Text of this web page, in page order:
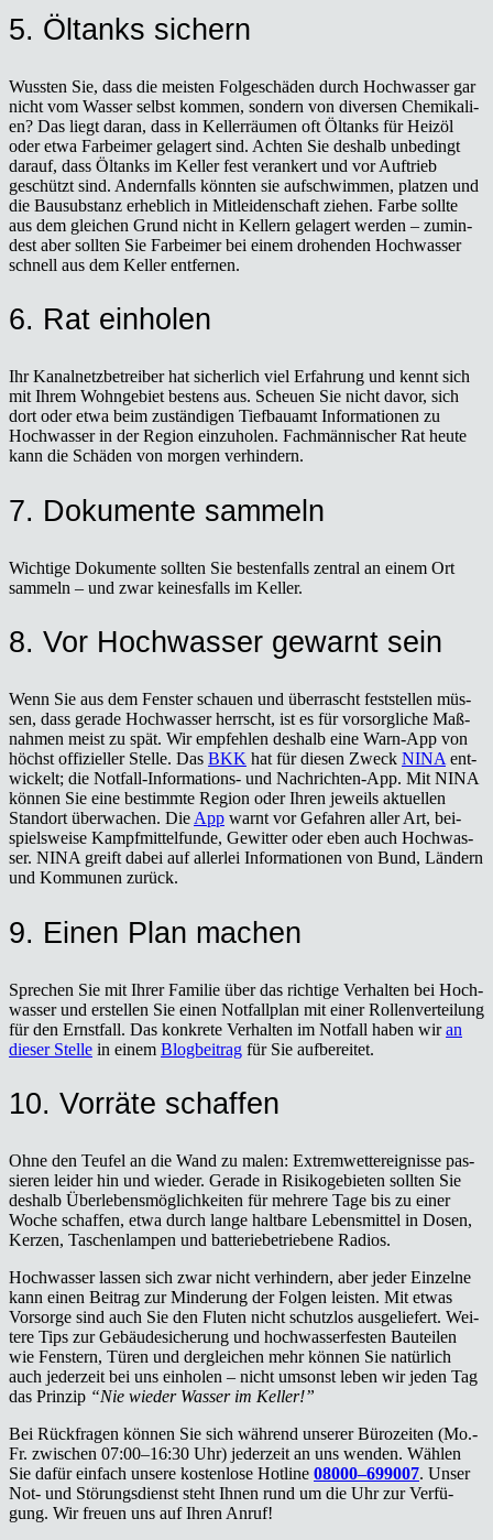
5. Öltanks sichern
Wuss­ten Sie, dass die meis­ten Fol­ge­schä­den durch Hoch­was­ser gar
nicht vom Was­ser selbst kom­men, son­dern von diver­sen Che­mi­ka­li­
en? Das liegt dar­an, dass in Kel­ler­räu­men oft Öltanks für Heiz­öl
oder etwa Farb­ei­mer gela­gert sind. Ach­ten Sie des­halb unbe­dingt
dar­auf, dass Öltanks im Kel­ler fest ver­an­kert und vor Auf­trieb
geschützt sind. Andern­falls könn­ten sie auf­schwim­men, plat­zen und
die Bau­sub­stanz erheb­lich in Mit­lei­den­schaft zie­hen. Far­be soll­te
aus dem glei­chen Grund nicht in Kel­lern gela­gert wer­den – zumin­
dest aber soll­ten Sie Farb­ei­mer bei einem dro­hen­den Hoch­was­ser
schnell aus dem Kel­ler ent­fer­nen.
6. Rat ein­ho­len
Ihr Kanal­netz­be­trei­ber hat sicher­lich viel Erfah­rung und kennt sich
mit Ihrem Wohn­ge­biet bes­tens aus. Scheu­en Sie nicht davor, sich
dort oder etwa beim zustän­di­gen Tief­bau­amt Infor­ma­tio­nen zu
Hoch­was­ser in der Regi­on ein­zu­ho­len. Fach­män­ni­scher Rat heu­te
kann die Schä­den von mor­gen ver­hin­dern.
7. Doku­men­te sam­meln
Wich­ti­ge Doku­men­te soll­ten Sie bes­ten­falls zen­tral an einem Ort
sam­meln – und zwar kei­nes­falls im Kel­ler.
8. Vor Hoch­was­ser gewarnt sein
Wenn Sie aus dem Fens­ter schau­en und über­rascht fest­stel­len müs­
sen, dass gera­de Hoch­was­ser herrscht, ist es für vor­sorg­li­che Maß­
nah­men meist zu spät. Wir emp­feh­len des­halb eine Warn-App von
höchst offi­zi­el­ler Stel­le. Das BKK hat für die­sen Zweck NINA ent­
wi­ckelt; die Not­fall-Infor­ma­ti­ons- und Nach­rich­ten-App. Mit NINA
kön­nen Sie eine bestimm­te Regi­on oder Ihren jeweils aktu­el­len
Stand­ort über­wa­chen. Die App warnt vor Gefah­ren aller Art, bei­
spiels­wei­se Kampf­mit­tel­fun­de, Gewit­ter oder eben auch Hoch­was­
ser. NINA greift dabei auf aller­lei Infor­ma­tio­nen von Bund, Län­dern
und Kom­mu­nen zurück.
9. Einen Plan machen
Spre­chen Sie mit Ihrer Fami­lie über das rich­ti­ge Ver­hal­ten bei Hoch­
was­ser und erstel­len Sie einen Not­fall­plan mit einer Rol­len­ver­tei­lung
für den Ernst­fall. Das kon­kre­te Ver­hal­ten im Not­fall haben wiran
die­ser Stel­le in einem Blog­bei­trag für Sie auf­be­rei­tet.
10. Vor­rä­te schaf­fen
Ohne den Teu­fel an die Wand zu malen: Extrem­wett­ereig­nis­se pas­
sie­ren lei­der hin und wie­der. Gera­de in Risi­ko­ge­bie­ten soll­ten Sie
des­halb Über­le­bens­mög­lich­kei­ten für meh­re­re Tage bis zu einer
Woche schaf­fen, etwa durch lan­ge halt­ba­re Lebens­mit­tel in Dosen,
Ker­zen, Taschen­lam­pen und bat­te­rie­be­trie­be­ne Radi­os.
Hoch­was­ser las­sen sich zwar nicht ver­hin­dern, aber jeder Ein­zel­ne
kann einen Bei­trag zur Min­de­rung der Fol­gen leis­ten. Mit etwas
Vor­sor­ge sind auch Sie den Flu­ten nicht schutz­los aus­ge­lie­fert. Wei­
te­re Tips zur Gebäu­de­si­che­rung und hoch­was­ser­fes­ten Bau­tei­len
wie Fens­tern, Türen und der­glei­chen mehr kön­nen Sie natür­lich
auch jeder­zeit bei uns ein­ho­len – nicht umsonst leben wir jeden Tag
das Prin­zip “Nie wie­der Was­ser im Kel­ler!”
Bei Rück­fra­gen kön­nen Sie sich wäh­rend unse­rer Büro­zei­ten (Mo.-
Fr. zwi­schen 07:00–16:30 Uhr) jeder­zeit an uns wen­den. Wäh­len
Sie dafür ein­fach unse­re kos­ten­lo­se Hot­line 08000–699007. Unser
Not- und Stö­rungs­dienst steht Ihnen rund um die Uhr zur Ver­fü­
gung. Wir freu­en uns auf Ihren Anruf!